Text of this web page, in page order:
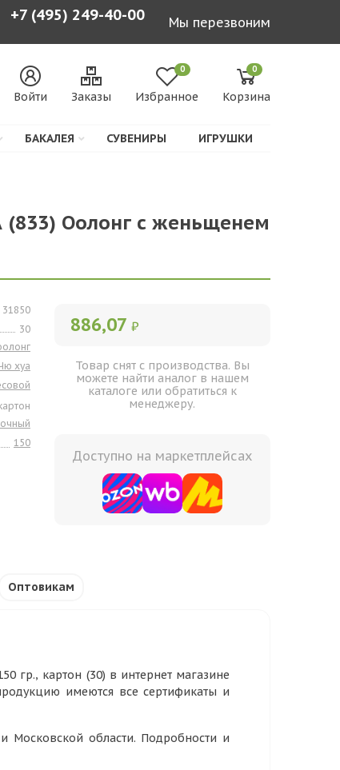
+7 (495) 249-40-00 Мы перезвоним
Войти Заказы
0
Избранное
0
Корзина
БАКАЛЕЯ СУВЕНИРЫ ИГРУШКИ
Оолонг с женьщенем
31850
30
хуа
150
886,07 ₽
Товар снят с производства. Вы
можете найти аналог в нашем
каталоге или обратиться к
менеджеру.
Доступно на маркетплейсах
Оптовикам
гр., картон (30) в интернет магазине
имеются все сертификаты и
Московской области. Подробности и